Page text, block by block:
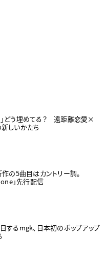
」どう埋めてる？ 遠距離恋愛×
しいかたち
作の5曲目はカントリー調。
」先行配信
するmgk、日本初のポップアップ